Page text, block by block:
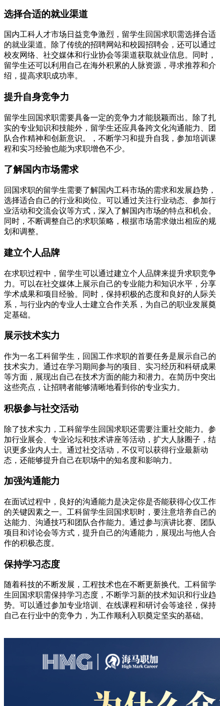
选择合适的就业渠道
国内工科人才市场日益竞争激烈，留学生回国求职需选择合适
的就业渠道。除了传统的招聘网站和校园招聘会，还可以通过
校友网络、社交媒体和行业协会等渠道获取就业信息。同时，
留学生还可以利用自己在海外积累的人脉资源，寻求推荐和介
绍，提高求职成功率。
提升自身竞争力
留学生回国求职需要具备一定的竞争力才能脱颖而出。除了扎
实的专业知识和技能外，留学生还应具备跨文化沟通能力、团
队合作精神和创新意识。，不断学习和提升自我，参加培训课
程和实习经验也能为求职增色不少。
了解国内市场需求
回国求职的留学生需要了解国内工科市场的需求和发展趋势，
选择适合自己的行业和岗位。可以通过关注行业动态、参加行
业活动和交流会议等方式，深入了解国内市场的特点和机会。
同时，不断调整自己的求职策略，根据市场需求做出相应的规
划和调整。
建立个人品牌
在求职过程中，留学生可以通过建立个人品牌来提升求职竞争
力。可以在社交媒体上展示自己的专业能力和知识水平，分享
学术成果和项目经验。同时，保持积极的态度和良好的人际关
系，与行业内的专业人士建立合作关系，为自己的职业发展奠
定基础。
展示技术实力
作为一名工科留学生，回国工作求职的首要任务是展示自己的
技术实力。通过在学习期间参与的项目、实习经历和科研成果
等方面，展现出自己在技术方面的能力和潜力。在简历中突出
这些亮点，让招聘者能够清晰地看到你的专业实力。
积极参与社交活动
除了技术实力，工科留学生回国求职还需要注重社交能力。参
加行业展会、专业论坛和技术讲座等活动，扩大人脉圈子，结
识更多业内人士。通过社交活动，不仅可以获得行业最新动
态，还能够提升自己在职场中的知名度和影响力。
加强沟通能力
在面试过程中，良好的沟通能力是决定你是否能获得心仪工作
的关键因素之一。工科留学生回国求职时，要注意培养自己的
达能力、沟通技巧和团队合作能力。通过参与演讲比赛、团队
项目和讨论会等方式，提升自己的沟通能力，展现出与他人合
作的积极态度。
保持学习态度
随着科技的不断发展，工程技术也在不断更新换代。工科留学
生回国求职需保持学习态度，不断学习新的技术知识和行业趋
势。可以通过参加专业培训、在线课程和研讨会等途径，保持
自己在行业中的竞争力，为工作顺利入职奠定坚实的基础。